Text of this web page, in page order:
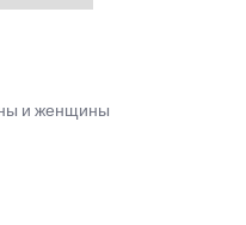
и женщины